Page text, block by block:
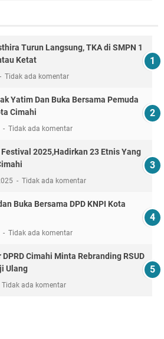
Turun Langsung, TKA di SMPN 1
Ketat
Tidak ada komentar
Yatim Dan Buka Bersama Pemuda
Cimahi
Tidak ada komentar
2025,Hadirkan 23 Etnis Yang
Tidak ada komentar
Buka Bersama DPD KNPI Kota
Tidak ada komentar
DPRD Cimahi Minta Rebranding RSUD
Ulang
Tidak ada komentar